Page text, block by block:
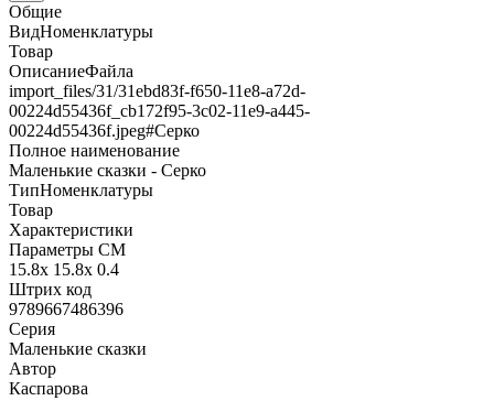
Общие
ВидНоменклатуры
Товар
ОписаниеФайла
import_files/31/31ebd83f-f650-11e8-a72d-
00224d55436f_cb172f95-3c02-11e9-a445-
00224d55436f.jpeg#Серко
Полное наименование
Маленькие сказки - Серко
ТипНоменклатуры
Товар
Характеристики
Параметры СМ
15.8x 15.8x 0.4
Штрих код
9789667486396
Серия
Маленькие сказки
Автор
Каспарова